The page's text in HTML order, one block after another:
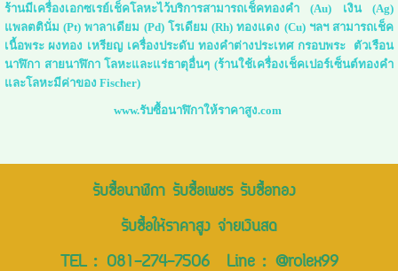
ร้านมีเครื่องเอกซเรย์เช็คโลหะไว้บริการสามารถเช็คทองคำ (Au) เงิน (Ag)
แพลตตินั่ม (Pt) พาลาเดียม (Pd) โรเดียม (Rh) ทองแดง (Cu) ฯลฯ สามารถเช็ค
เนื้อพระ ผงทอง เหรียญ เครื่องประดับ ทองคำต่างประเทศ กรอบพระ ตัวเรือน
นาฬิกา สายนาฬิกา โลหะและแร่ธาตุอื่นๆ (ร้านใช้เครื่องเช็คเปอร์เซ็นต์ทองคำ
และโลหะมีค่าของ Fischer)
www.รับซื้อนาฬิกาให้ราคาสูง.com
รับซื้อนาฬิกา รับซื้อเพชร รับซื้อทอง
รับซื้อให้ราคาสูง จ่ายเงินสด
TEL : 081-274-7506Line : @rolex99